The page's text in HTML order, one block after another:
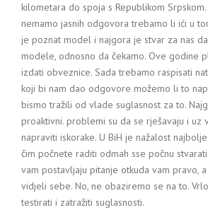
kilometara do spoja s Republikom
nemamo jasnih odgovora trebamo li ići u
je poznat model i najgora je stvar za nas
modele, odnosno da čekamo. Ove godine
izdati obveznice. Sada trebamo raspisati
koji bi nam dao odgovore možemo li to
bismo tražili od vlade suglasnost za to.
proaktivni. problemi su da se rješavaju i uz
napraviti iskorake. U BiH je nažalost
čim počnete raditi odmah sse počnu
vam postavljaju pitanje otkuda vam pravo,
vidjeli sebe. No, ne obaziremo se na to.
testirati i zatražiti suglasnosti.